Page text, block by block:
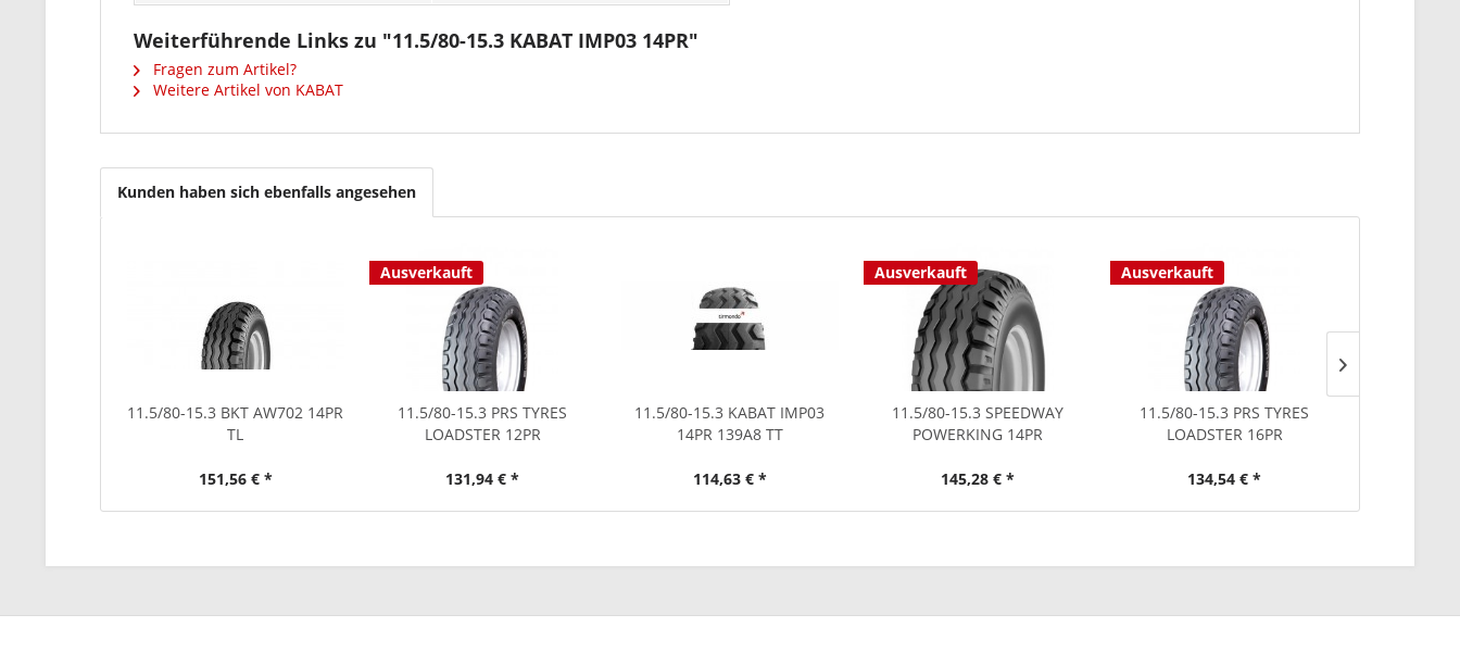
Weiterführende Links zu "11.5/80-15.3 KABAT IMP03 14PR"
Fragen zum Artikel?
Weitere Artikel von KABAT
Kunden haben sich ebenfalls angesehen
11.5/80-15.3 BKT AW702 14PR
TL
151,56 € *
Ausverkauft
11.5/80-15.3 PRS TYRES
LOADSTER 12PR
131,94 € *
11.5/80-15.3 KABAT IMP03
14PR 139A8 TT
114,63 € *
Ausverkauft
11.5/80-15.3 SPEEDWAY
POWERKING 14PR
145,28 € *
Ausverkauft
11.5/80-15.3 PRS TYRES
LOADSTER 16PR
134,54 € *